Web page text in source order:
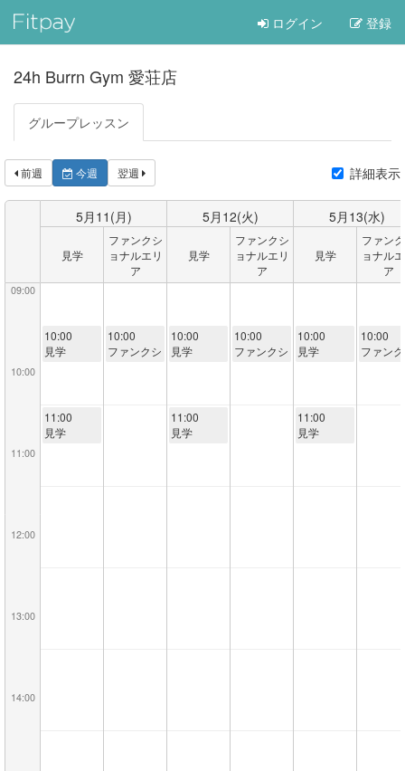
ログイン 登録
24h Burrn Gym 愛荘店
グループレッスン
前週 今週 翌週 詳細表示
5月 11 (月)
見学
ファンクシ
ョナルエリ
ア
5月 12(火)
見学
ファンクシ
ョナルエリ
ア
5月 13(水)
見学
ファン
ョナル
ア
09:00
10:00
11:00
12:00
13:00
14:00
10:00
見学
11:00
見学
10:00
ファンクシ
10:00
見学
11:00
見学
10:00
ファンクシ
10:00
見学
11:00
見学
10:00
ファン